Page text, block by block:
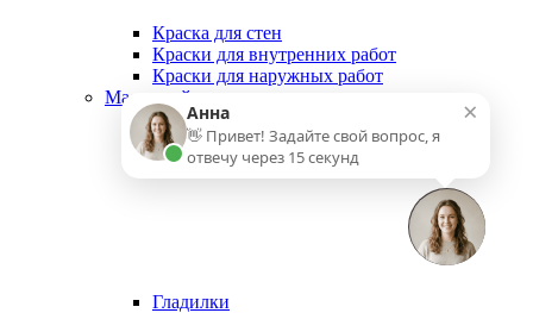
Краска для стен
Краски для внутренних работ
Краски для наружных работ
Малярный инструмент
Гладилки
×
Анна
👋 Привет! Задайте свой вопрос, я
отвечу через 15 секунд